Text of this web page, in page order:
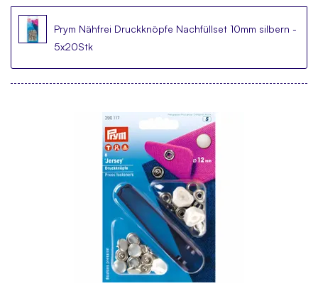
Prym Nähfrei Druckknöpfe Nachfüllset 10mm silbern -
5x20Stk